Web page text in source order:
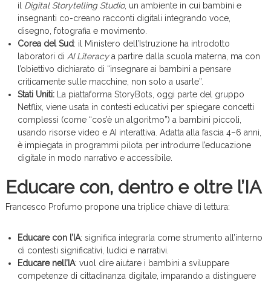
il Digital Storytelling Studio, un ambiente in cui bambini e
insegnanti co-creano racconti digitali integrando voce,
disegno, fotografia e movimento.
Corea del Sud: il Ministero dell’Istruzione ha introdotto
laboratori di AI Literacya partire dalla scuola materna, ma con
l’obiettivo dichiarato di “insegnare ai bambini a pensare
criticamente sulle macchine, non solo a usarle”.
Stati Uniti:La piattaforma StoryBots, oggi parte del gruppo
Netflix, viene usata in contesti educativi per spiegare concetti
complessi (come “cos’è un algoritmo”) a bambini piccoli,
usando risorse video e AI interattiva. Adatta alla fascia 4–6 anni,
è impiegata in programmi pilota per introdurre l’educazione
digitale in modo narrativo e accessibile.
Educare con, dentro e oltre l’IA
Francesco Profumo propone una triplice chiave di lettura:
Educare con l’IA: significa integrarla come strumento all’interno
di contesti significativi, ludici e narrativi.
Educare nell’IA: vuol dire aiutare i bambini a sviluppare
competenze di cittadinanza digitale, imparando a distinguere